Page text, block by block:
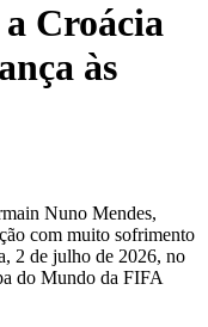
Croácia
às
Nuno Mendes,
com muito sofrimento
2 de julho de 2026, no
do Mundo da FIFA